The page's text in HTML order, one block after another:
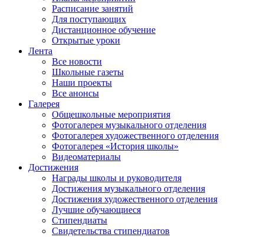
Расписание занятий
Для поступающих
Дистанционное обучение
Открытые уроки
Лента
Все новости
Школьные газеты
Наши проекты
Все анонсы
Галерея
Общешкольные мероприятия
Фотогалерея музыкального отделения
Фотогалерея художественного отделения
Фотогалерея «История школы»
Видеоматериалы
Достижения
Награды школы и руководителя
Достижения музыкального отделения
Достижения художественного отделения
Лучшие обучающиеся
Стипендиаты
Свидетельства стипендиатов